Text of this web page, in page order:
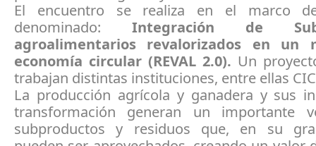
El encuentro se realiza en el marco
denominado:Integración de
agroalimentarios revalorizados en un
economía circular (REVAL 2.0). Un
trabajan distintas instituciones, entre ellas
La producción agrícola y ganadera y sus
transformación generan un importante
subproductos y residuos que, en su